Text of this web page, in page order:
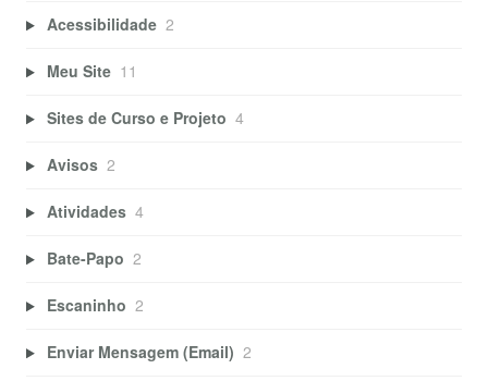
Acessibilidade 2
Meu Site 11
Sites de Curso e Projeto 4
Avisos 2
Atividades 4
Bate-Papo 2
Escaninho 2
Enviar Mensagem (Email) 2